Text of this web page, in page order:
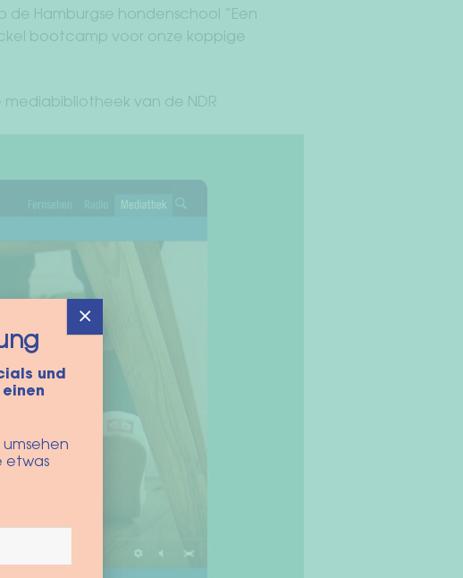
Hamburgse hondenschool “Een
bootcamp voor onze koppige
mediabibliotheek van de NDR
und
etwas
×